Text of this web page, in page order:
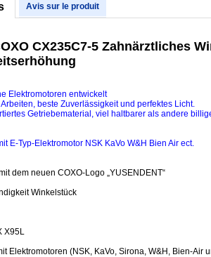
Avis sur le produit
CX235C7-5 Zahnärztliches
Elektromotoren entwickelt
beste Zuverlässigkeit und perfektes Licht.
Getriebematerial, viel haltbarer als andere
E-Typ-Elektromotor NSK KaVo W&H Bien Air ect.
dem neuen COXO-Logo „YUSENDENT“
Winkelstück
X95L
Elektromotoren (NSK, KaVo, Sirona, W&H, Bien-Air